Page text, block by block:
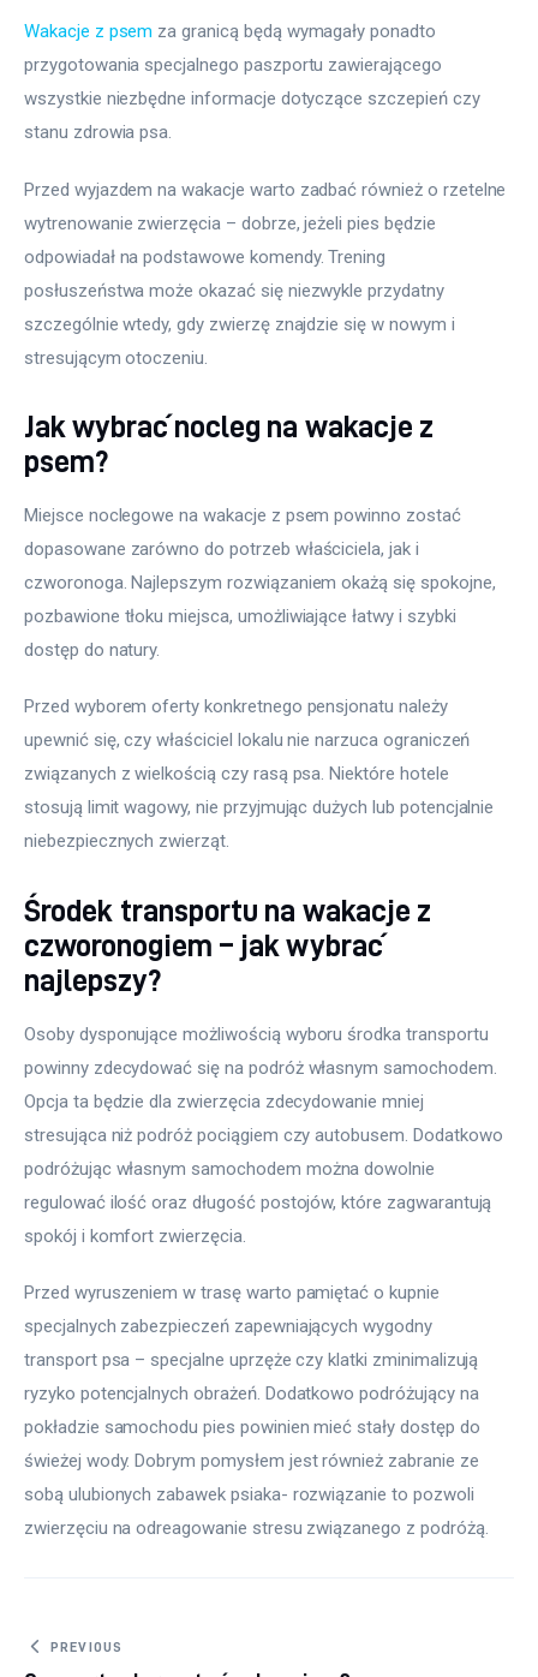
Wakacje z psem za granicą będą wymagały ponadto
przygotowania specjalnego paszportu zawierającego
wszystkie niezbędne informacje dotyczące szczepień czy
stanu zdrowia psa.
Przed wyjazdem na wakacje warto zadbać również o rzetelne
wytrenowanie zwierzęcia – dobrze, jeżeli pies będzie
odpowiadał na podstawowe komendy. Trening
posłuszeństwa może okazać się niezwykle przydatny
szczególnie wtedy, gdy zwierzę znajdzie się w nowym i
stresującym otoczeniu.
Jak wybrać nocleg na wakacje z
psem?
Miejsce noclegowe na wakacje z psem powinno zostać
dopasowane zarówno do potrzeb właściciela, jak i
czworonoga. Najlepszym rozwiązaniem okażą się spokojne,
pozbawione tłoku miejsca, umożliwiające łatwy i szybki
dostęp do natury.
Przed wyborem oferty konkretnego pensjonatu należy
upewnić się, czy właściciel lokalu nie narzuca ograniczeń
związanych z wielkością czy rasą psa. Niektóre hotele
stosują limit wagowy, nie przyjmując dużych lub potencjalnie
niebezpiecznych zwierząt.
Środek transportu na wakacje z
czworonogiem – jak wybrać
najlepszy?
Osoby dysponujące możliwością wyboru środka transportu
powinny zdecydować się na podróż własnym samochodem.
Opcja ta będzie dla zwierzęcia zdecydowanie mniej
stresująca niż podróż pociągiem czy autobusem. Dodatkowo
podróżując własnym samochodem można dowolnie
regulować ilość oraz długość postojów, które zagwarantują
spokój i komfort zwierzęcia.
Przed wyruszeniem w trasę warto pamiętać o kupnie
specjalnych zabezpieczeń zapewniających wygodny
transport psa – specjalne uprzęże czy klatki zminimalizują
ryzyko potencjalnych obrażeń. Dodatkowo podróżujący na
pokładzie samochodu pies powinien mieć stały dostęp do
świeżej wody. Dobrym pomysłem jest również zabranie ze
sobą ulubionych zabawek psiaka- rozwiązanie to pozwoli
zwierzęciu na odreagowanie stresu związanego z podróżą.
Nawigacja wpisu
PREVIOUS